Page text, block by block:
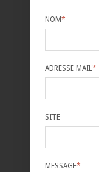
NOM*
ADRESSE MAIL*
SITE
MESSAGE*